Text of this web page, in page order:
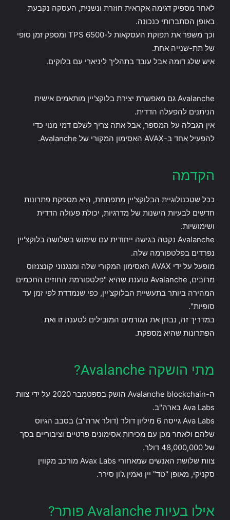
לאחר מספיק דגימה אקראית חוזרת ונשנית, העסקה נקבעת
באופן הסתברותי כנכונה.
וכך משפר את תפוקת העסקאות ל-6500 TPS ומספק זמן סופי
של תת-שנייה אחת.
איש שלג דומה אבל עובד בתהליך ליניארי עם בלוקים.
Avalanche גם מאפשרת יצירת בלוקצ'יין מותאמים אישית
הניתנים להפעלה הדדית.
אין הגבלה על המספר, אבל אתה צריך לשלם דמי מנוי כדי
להפעיל אחד ב-AVAX האסימון המקורי של Avalanche.
הקדמה
ככל שטכנולוגיית הבלוקצ'יין מתפתחת, היא מספקת פתרונות
חדשים לבעיות הישנות של מדרגיות, יכולת פעולה הדדית
ושימושיות.
Avalanche נקטה בגישה ייחודית עם שימוש בשלושה בלוקצ'יין
נפרדים בפלטפורמה שלה.
מופעל על ידי AVAX האסימון המקורי שלה ומנגנוני קונצנזוס
מרובים, Avalanche טוענת שהיא "פלטפורמת החוזים החכמים
המהירה ביותר בתעשיית הבלוקצ'יין, כפי שנמדדת לפי זמן עד
סופיות".
במדריך זה, נבחן את הגורמים המובילים לטענה זו ואת
הפתרונות שהיא מספקת.
מתי הושקה Avalanche?
ה-Avalanche blockchain הושק בספטמבר 2020 על ידי צוות
Ava Labs בארה"ב.
Ava Labs גייסה 6 מיליון דולר (דולר ארה"ב) בסבב הגיוס
שלהם ולאחר מכן עם מכירות אסימונים פרטיים וציבוריים בסך
של 48,000,000 דולר.
צוות שלושת האנשים שמאחורי Avax Labs מורכב מקווין
סקניקי, מאופן "טד" יין ואמין ג'ון סירר.
אילו בעיות Avalanche פותר?